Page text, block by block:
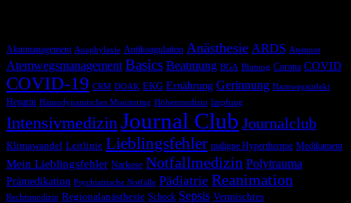
Akutmanagement Anaphylaxie Antikoagulation Anästhesie ARDS Atemnot
Atemwegsmanagement Basics Beatmung BGA Blutung Corona COVID
COVID-19 CRM DOAK EKG Ernährung Gerinnung Harnwegsinfekt
Heparin Hämodynamisches Monitoring Höhenmedizin Impfung
Intensivmedizin Journal Club Journalclub
Klimawandel Leitlinie Lieblingsfehler maligne Hyperthermie Medikament
Mein Lieblingsfehler Narkose Notfallmedizin Polytrauma
Prämedikation Psychiatrische Notfälle Pädiatrie Reanimation
Rechtsmedizin Regionalanästhesie Schock Sepsis Vermischtes